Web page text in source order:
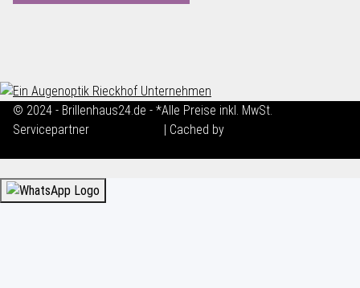
© 2024 - Brillenhaus24.de - *Alle Preise inkl. MwSt.
Servicepartner
| Cached by